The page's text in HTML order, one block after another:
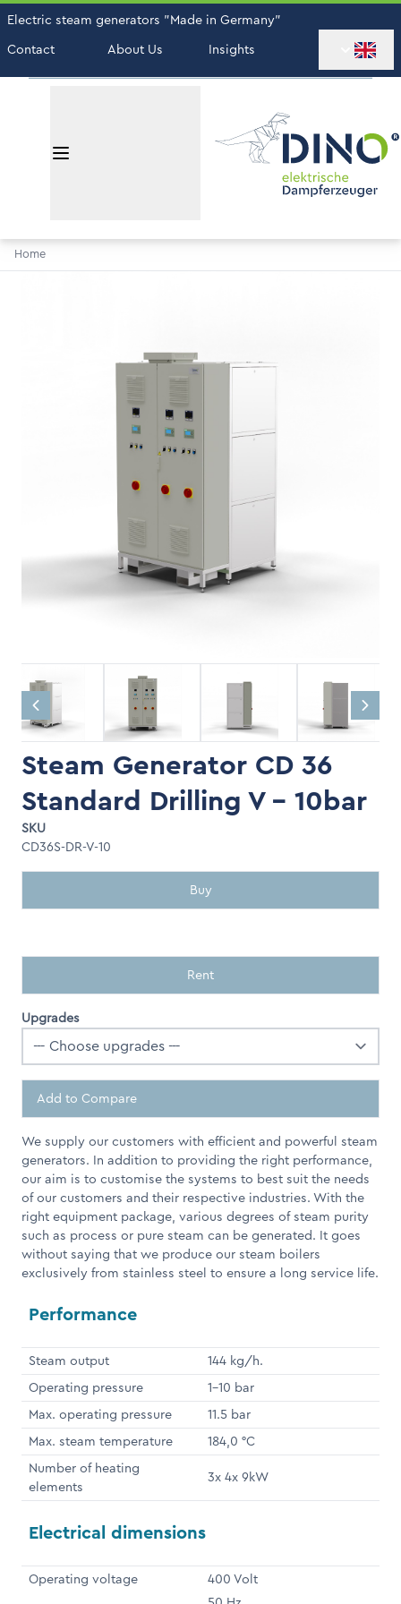
Electric steam generators "Made in Germany"
Contact
About Us Insights
Home
Steam Generator CD 36
Standard Drilling V - 10bar
SKU
CD36S-DR-V-10
Buy
Rent
Upgrades
Add to Compare
We supply our customers with efficient and powerful steam
generators. In addition to providing the right performance,
our aim is to customise the systems to best suit the needs
of our customers and their respective industries. With the
right equipment package, various degrees of steam purity
such as process or pure steam can be generated. It goes
without saying that we produce our steam boilers
exclusively from stainless steel to ensure a long service life.
Performance
Steam output
144 kg/h.
Operating pressure
1-10 bar
Max. operating pressure
11.5 bar
Max. steam temperature
184,0 °C
Number of heating
elements
3x 4x 9kW
Electrical dimensions
Operating voltage
400 Volt